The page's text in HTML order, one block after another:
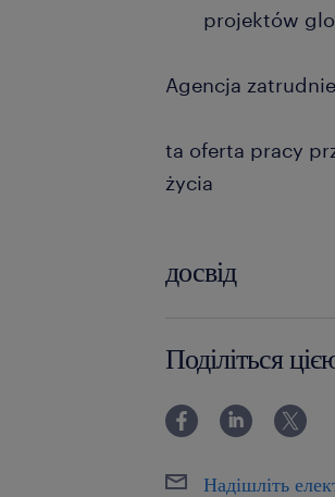
projektów
Agencja
ta oferta pracy
życia
досвід
Поділіться
Надішліть